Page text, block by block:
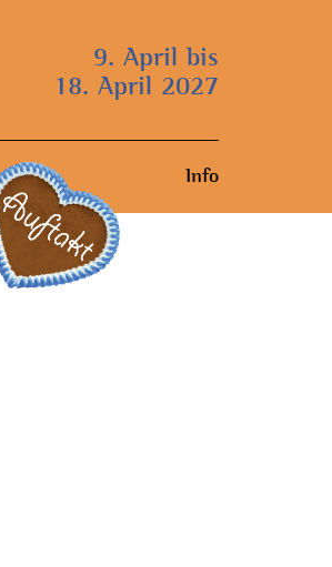
9. April bis
18. April 2027
Info